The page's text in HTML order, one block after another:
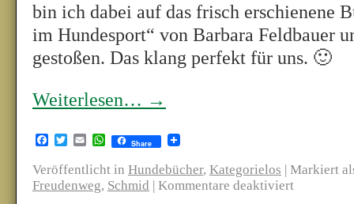
bin ich dabei auf das frisch erschienene
im Hundesport“ von Barbara Feldbauer
gestoßen. Das klang perfekt für uns. 🙂
Weiterlesen… →
Facebook
TwitterEmailWhatsApp
Share
Veröffentlicht in Hundebücher, Kategorielos | Markiert
Freudenweg, Schmid | Kommentare deaktiviert